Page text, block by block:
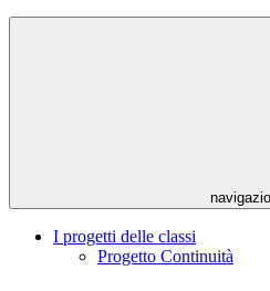
I progetti delle classi
Progetto Continuità